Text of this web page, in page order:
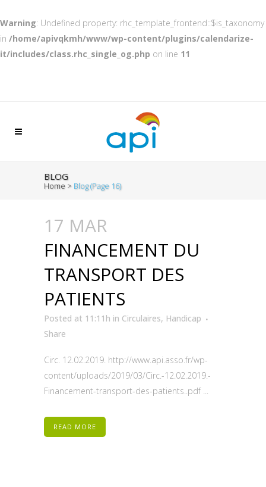
Warning: Undefined property: rhc_template_frontend::$is_taxonomy
in /home/apivqkmh/www/wp-content/plugins/calendarize-
it/includes/class.rhc_single_og.php on line 11
BLOG
Home > Blog(Page 16)
17 MAR
FINANCEMENT DU
TRANSPORT DES
PATIENTS
Posted at 11:11h in Circulaires, Handicap
Share
Circ. 12.02.2019. http://www.api.asso.fr/wp-
content/uploads/2019/03/Circ.-12.02.2019.-
Financement-transport-des-patients..pdf ...
READ MORE